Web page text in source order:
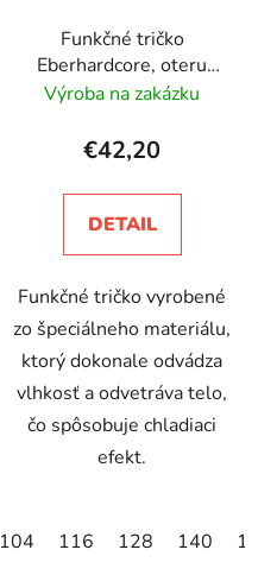
Funkčné tričko
Eberhardcore, oteru
odolné, krátky rukáv -
Výroba na zakázku
€42,20
DETAIL
Funkčné tričko vyrobené
zo špeciálneho materiálu,
ktorý dokonale odvádza
vlhkosť a odvetráva telo,
čo spôsobuje chladiaci
efekt.
104 116 128 140